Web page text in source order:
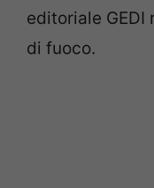
editoriale GEDI
di fuoco.